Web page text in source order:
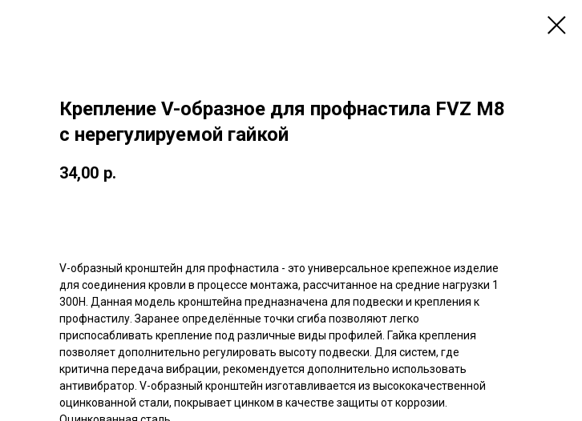
Крепление V-образное для профнастила FVZ M8
с нерегулируемой гайкой
34,00 р.
V-образный кронштейн для профнастила - это универсальное крепежное изделие
для соединения кровли в процессе монтажа, рассчитанное на средние нагрузки 1
300H. Данная модель кронштейна предназначена для подвески и крепления к
профнастилу. Заранее определённые точки сгиба позволяют легко
приспосабливать крепление под различные виды профилей. Гайка крепления
позволяет дополнительно регулировать высоту подвески. Для систем, где
критична передача вибрации, рекомендуется дополнительно использовать
антивибратор. V-образный кронштейн изготавливается из высококачественной
оцинкованной стали, покрывает цинком в качестве защиты от коррозии.